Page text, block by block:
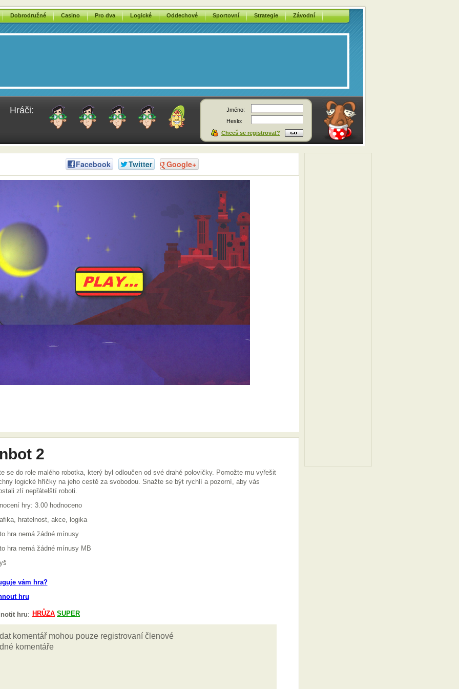
Dobrodružné Casino Pro dva Logické Oddechové Sportovní Strategie Závodní
Hráči:
Jméno:
Heslo:
Chceš se registrovat?
Facebook Twitter Google+
2
se do role malého robotka, který byl odloučen od své drahé polovičky. Pomožte mu vyřešit
logické hříčky na jeho cestě za svobodou. Snažte se být rychlí a pozorní, aby vás
zlí nepřátelští roboti.
hry: 3.00 hodnoceno
hratelnost, akce, logika
hra nemá žádné mínusy
hra nemá žádné mínusy MB
vám hra?
hru
hru: